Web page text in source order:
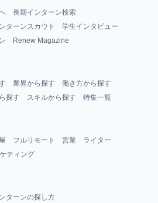
長期インターン検索
ターンスカウト
学生インタビュー
Renew Magazine
業界から探す
働き方から探す
探す スキルから探す 特集一覧
フルリモート 営業
ライター
ティング
ターンの探し方